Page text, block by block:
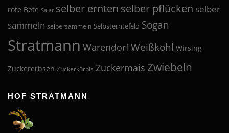
rote Bete Salat selber ernten selber pflücken selber
sammeln selbersammeln Selbsterntefeld Sogan
Stratmann WarendorfWeißkohl Wirsing
Zuckererbsen Zuckerkürbis Zuckermais Zwiebeln
HOF STRATMANN